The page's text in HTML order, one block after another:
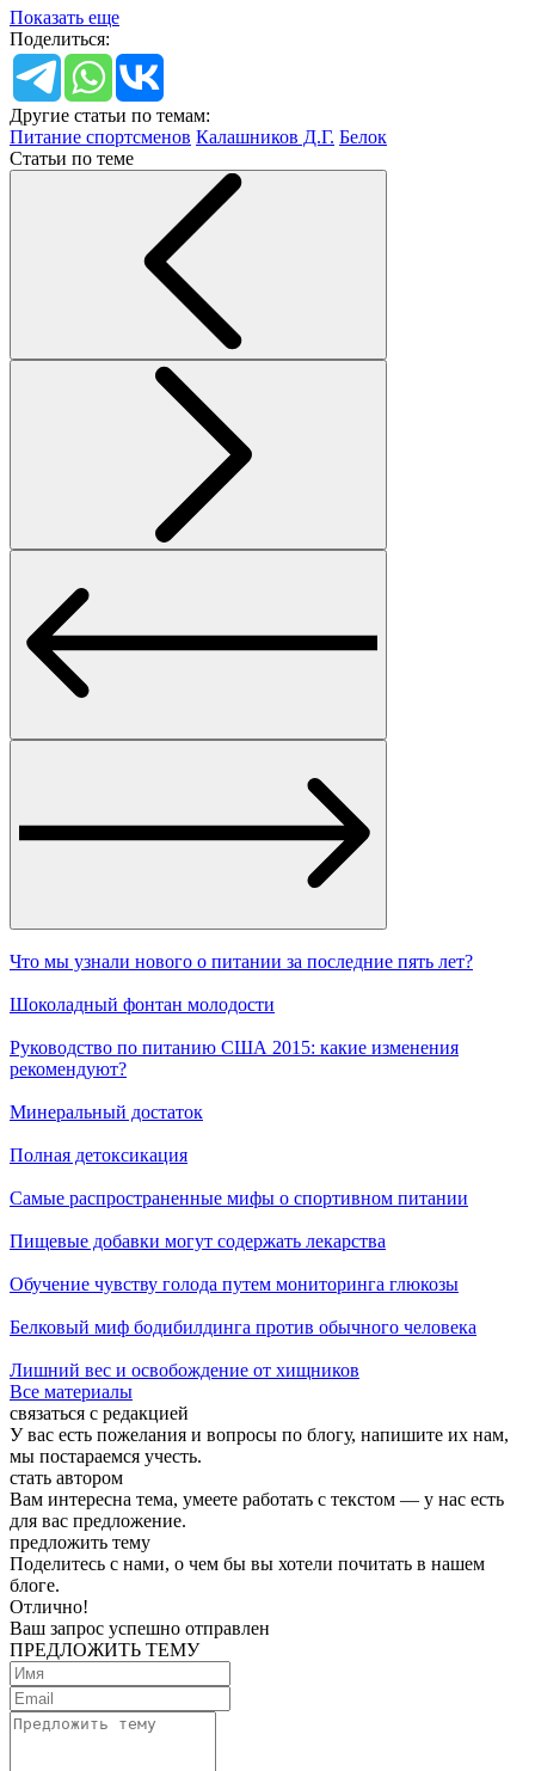
Показать еще
Поделиться:
Другие статьи по темам:
Питание спортсменов Калашников Д.Г. Белок
Статьи по теме
Что мы узнали нового о питании за последние пять лет?
Шоколадный фонтан молодости
Руководство по питанию США 2015: какие изменения
рекомендуют?
Минеральный достаток
Полная детоксикация
Самые распространенные мифы о спортивном питании
Пищевые добавки могут содержать лекарства
Обучение чувству голода путем мониторинга глюкозы
Белковый миф бодибилдинга против обычного человека
Лишний вес и освобождение от хищников
Все материалы
связаться с редакцией
У вас есть пожелания и вопросы по блогу, напишите их нам,
мы постараемся учесть.
стать автором
Вам интересна тема, умеете работать с текстом — у нас есть
для вас предложение.
предложить тему
Поделитесь с нами, о чем бы вы хотели почитать в нашем
блоге.
Отлично!
Ваш запрос успешно отправлен
ПРЕДЛОЖИТЬ ТЕМУ